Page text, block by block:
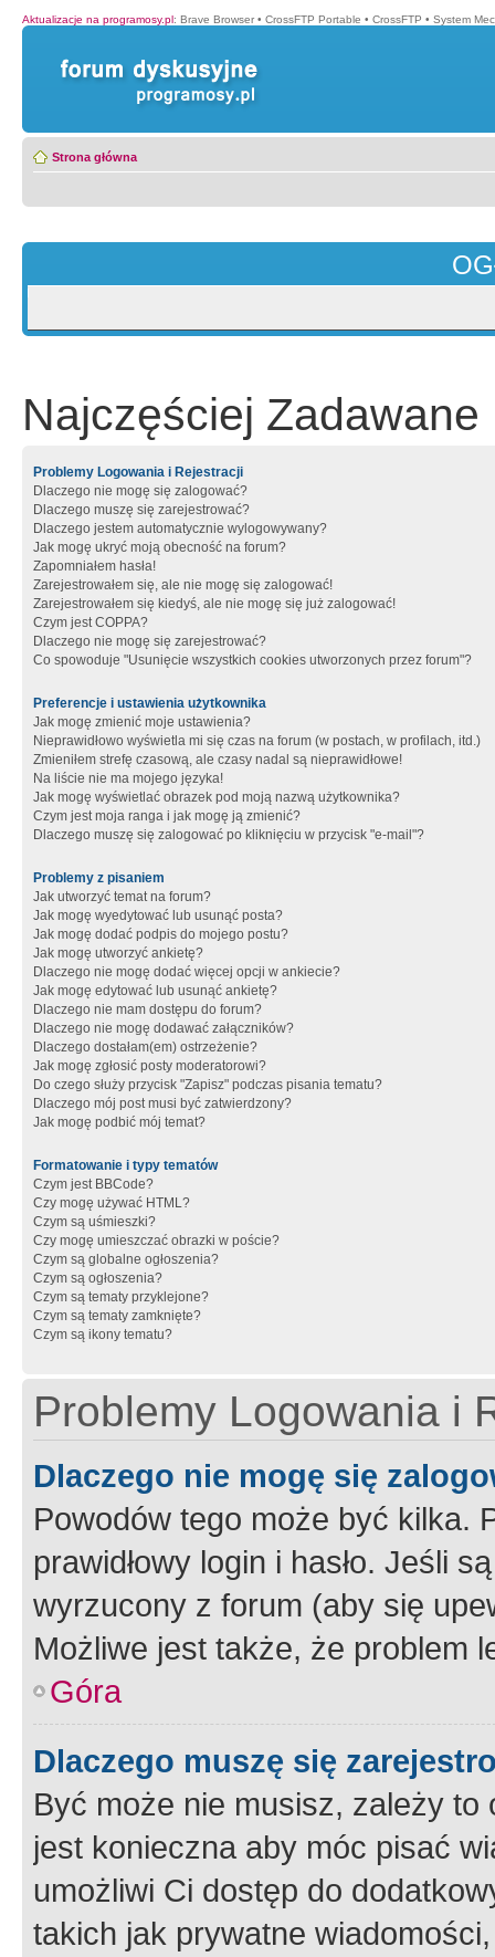
Aktualizacje na programosy.pl: Brave Browser • CrossFTP Portable • CrossFTP • System
Strona główna
Najczęściej Zadawane
Problemy Logowania i Rejestracji
Dlaczego nie mogę się zalogować?
Dlaczego muszę się zarejestrować?
Dlaczego jestem automatycznie wylogowywany?
Jak mogę ukryć moją obecność na forum?
Zapomniałem hasła!
Zarejestrowałem się, ale nie mogę się zalogować!
Zarejestrowałem się kiedyś, ale nie mogę się już zalogować!
Czym jest COPPA?
Dlaczego nie mogę się zarejestrować?
Co spowoduje "Usunięcie wszystkich cookies utworzonych przez forum"?
Preferencje i ustawienia użytkownika
Jak mogę zmienić moje ustawienia?
Nieprawidłowo wyświetla mi się czas na forum (w postach, w profilach, itd.)
Zmieniłem strefę czasową, ale czasy nadal są nieprawidłowe!
Na liście nie ma mojego języka!
Jak mogę wyświetlać obrazek pod moją nazwą użytkownika?
Czym jest moja ranga i jak mogę ją zmienić?
Dlaczego muszę się zalogować po kliknięciu w przycisk "e-mail"?
Problemy z pisaniem
Jak utworzyć temat na forum?
Jak mogę wyedytować lub usunąć posta?
Jak mogę dodać podpis do mojego postu?
Jak mogę utworzyć ankietę?
Dlaczego nie mogę dodać więcej opcji w ankiecie?
Jak mogę edytować lub usunąć ankietę?
Dlaczego nie mam dostępu do forum?
Dlaczego nie mogę dodawać załączników?
Dlaczego dostałam(em) ostrzeżenie?
Jak mogę zgłosić posty moderatorowi?
Do czego służy przycisk "Zapisz" podczas pisania tematu?
Dlaczego mój post musi być zatwierdzony?
Jak mogę podbić mój temat?
Formatowanie i typy tematów
Czym jest BBCode?
Czy mogę używać HTML?
Czym są uśmieszki?
Czy mogę umieszczać obrazki w poście?
Czym są globalne ogłoszenia?
Czym są ogłoszenia?
Czym są tematy przyklejone?
Czym są tematy zamknięte?
Czym są ikony tematu?
Problemy Logowania i
Dlaczego nie mogę się
Powodów tego może być kilka.
prawidłowy login i hasło. Jeśli
wyrzucony z forum (aby się
Możliwe jest także, że problem
Góra
Dlaczego muszę się
Być może nie musisz, zależy
jest konieczna aby móc pisać
umożliwi Ci dostęp do
takich jak prywatne